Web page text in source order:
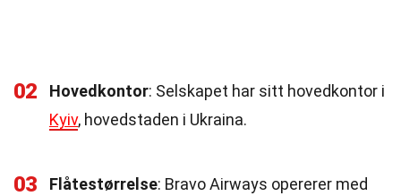
02 Hovedkontor: Selskapet har sitt hovedkontor i
Kyiv, hovedstaden i Ukraina.
03 Flåtestørrelse: Bravo Airways opererer med